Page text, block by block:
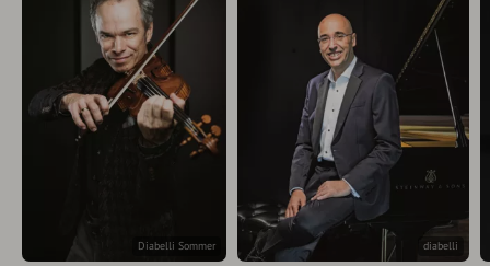
Diabelli Sommer diabelli